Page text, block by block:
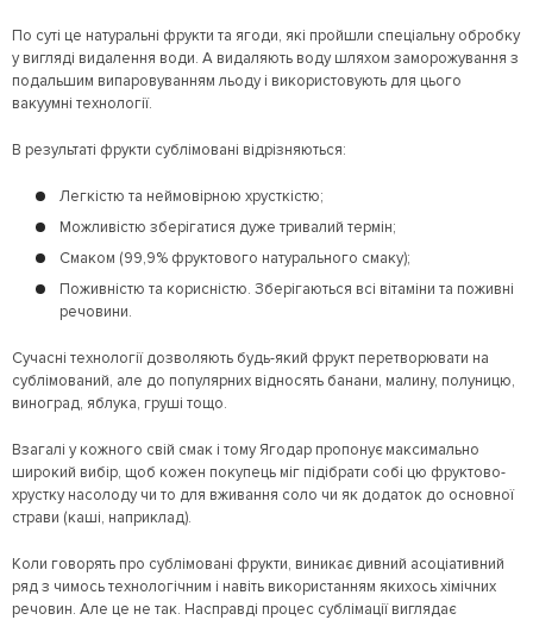
По суті це натуральні фрукти та ягоди, які пройшли спеціальну обробку
у вигляді видалення води. А видаляють воду шляхом заморожування з
подальшим випаровуванням льоду і використовують для цього
вакуумні технології.
В результаті фрукти сублімовані відрізняються:
Легкістю та неймовірною хрусткістю;
Можливістю зберігатися дуже тривалий термін;
Смаком (99,9% фруктового натурального смаку);
Поживністю та корисністю. Зберігаються всі вітаміни та поживні
речовини.
Сучасні технології дозволяють будь-який фрукт перетворювати на
сублімований, але до популярних відносять банани, малину, полуницю,
виноград, яблука, груші тощо.
Взагалі у кожного свій смак і тому Ягодар пропонує максимально
широкий вибір, щоб кожен покупець міг підібрати собі цю фруктово-
хрустку насолоду чи то для вживання соло чи як додаток до основної
страви (каші, наприклад).
Коли говорять про сублімовані фрукти, виникає дивний асоціативний
ряд з чимось технологічним і навіть використанням якихось хімічних
речовин. Але це не так. Насправді процес сублімації виглядає